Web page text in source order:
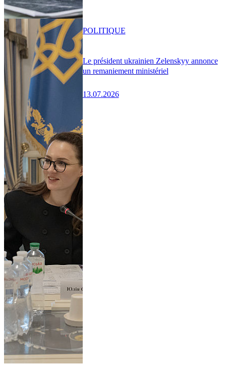
Le président ukrainien Zelenskyy annonce
un remaniement ministériel
13.07.2026
POLITIQUE